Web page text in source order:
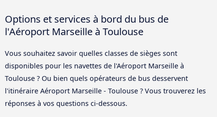
Options et services à bord du bus de
l'Aéroport Marseille à Toulouse
Vous souhaitez savoir quelles classes de sièges sont
disponibles pour les navettes de l'Aéroport Marseille à
Toulouse ? Ou bien quels opérateurs de bus desservent
l'itinéraire Aéroport Marseille - Toulouse ? Vous trouverez les
réponses à vos questions ci-dessous.